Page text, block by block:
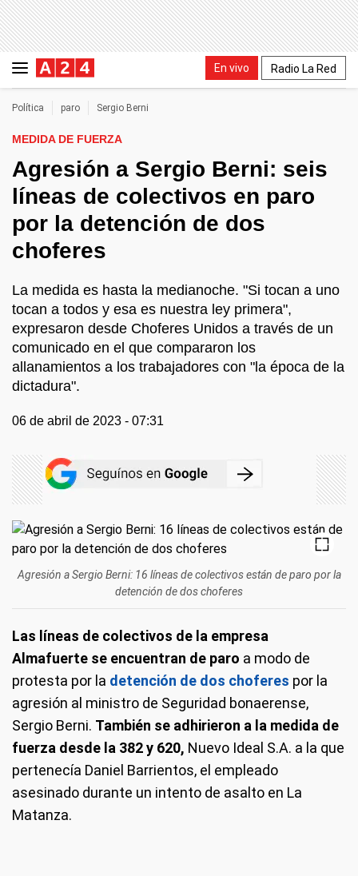
En vivo Radio La Red
Política paro Sergio Berni
MEDIDA DE FUERZA
Agresión a Sergio Berni: seis
líneas de colectivos en paro
por la detención de dos
choferes
La medida es hasta la medianoche. "Si tocan a uno
tocan a todos y esa es nuestra ley primera",
expresaron desde Choferes Unidos a través de un
comunicado en el que compararon los
allanamientos a los trabajadores con "la época de la
dictadura".
06 de abril de 2023 - 07:31
Agresión a Sergio Berni: 16 líneas de colectivos están de paro por la
detención de dos choferes
Las líneas de colectivos de la empresa
Almafuerte se encuentran de paro a modo de
protesta por la detención de dos choferes por la
agresión al ministro de Seguridad bonaerense,
Sergio Berni. También se adhirieron a la medida de
fuerza desde la 382 y 620, Nuevo Ideal S.A. a la que
pertenecía Daniel Barrientos, el empleado
asesinado durante un intento de asalto en La
Matanza.